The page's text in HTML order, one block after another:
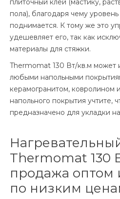
плиточный клей (мастику,
пола), благодаря чему
поднимается. К тому же это
удешевляет его, так как
материалы для стяжки.
Thermomat 130 Вт/кв.м может
любыми напольными
керамогранитом, ковролином
напольного покрытия учтите,
предназначено для укладки
Thermomat 130
продажа оптом
по низким